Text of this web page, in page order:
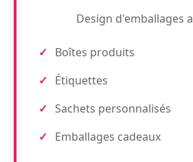
Design d'emballages
Boîtes produits
Étiquettes
Sachets personnalisés
Emballages cadeaux